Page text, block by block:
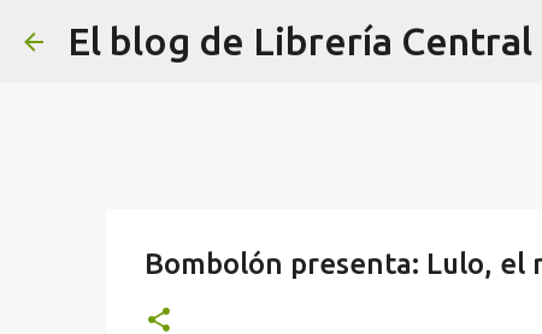
El blog de Librería Central
Bombolón presenta: Lulo, el